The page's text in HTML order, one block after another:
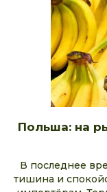
Польша: на
В последнее
тишина и